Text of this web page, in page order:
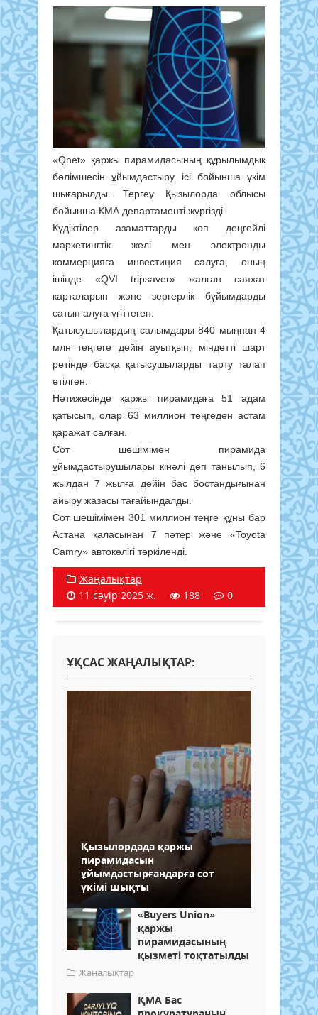
«Qnet» қаржы пирамидасының құрылымдық
бөлімшесін ұйымдастыру ісі бойынша үкім
шығарылды. Тергеу Қызылорда облысы
бойынша ҚМА департаменті жүргізді.
Күдіктілер азаматтарды көп деңгейлі
маркетингтік желі мен электронды
коммерцияға инвестиция салуға, оның
ішінде «QVI tripsaver» жалған саяхат
карталарын және зергерлік бұйымдарды
сатып алуға үгіттеген.
Қатысушылардың салымдары 840 мыңнан 4
млн теңгеге дейін ауытқып, міндетті шарт
ретінде басқа қатысушыларды тарту талап
етілген.
Нәтижесінде қаржы пирамидаға 51 адам
қатысып, олар 63 миллион теңгеден астам
қаражат салған.
Сот шешімімен пирамида
ұйымдастырушылары кінәлі деп танылып, 6
жылдан 7 жылға дейін бас бостандығынан
айыру жазасы тағайындалды.
Сот шешімімен 301 миллион теңге құны бар
Астана қаласынан 7 пәтер және «Toyota
Camry» автокөлігі тәркіленді.
Жаңалықтар
11 сәуір 2025 ж.
188 0
ҰҚСАС ЖАҢАЛЫҚТАР:
Қызылордада қаржы
пирамидасын
ұйымдастырғандарға сот
үкімі шықты
«Buyers Union»
қаржы
пирамидасының
қызметі тоқтатылды
Жаңалықтар
ҚМА Бас